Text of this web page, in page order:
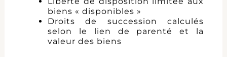
biens « disponibles »
Droits de succession calculés
selon le lien de parenté et la
valeur des biens